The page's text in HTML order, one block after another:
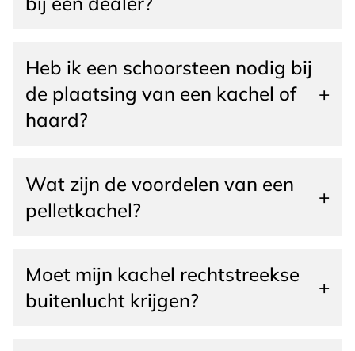
Heb ik een schoorsteen nodig bij
de plaatsing van een kachel of
haard?
+
Wat zijn de voordelen van een
pelletkachel?
+
Moet mijn kachel rechtstreekse
buitenlucht krijgen?
+